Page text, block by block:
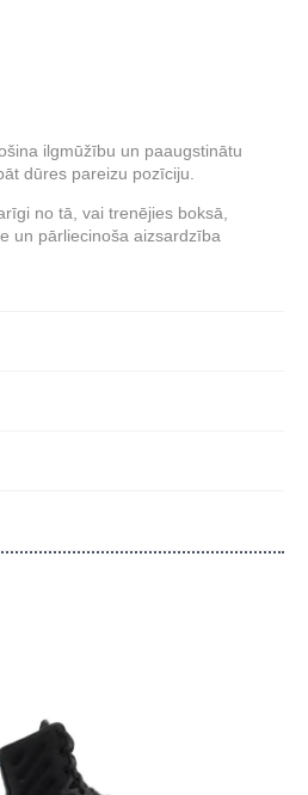
ilgmūžību un paaugstinātu
dūres pareizu pozīciju.
no tā, vai trenējies boksā,
un pārliecinoša aizsardzība